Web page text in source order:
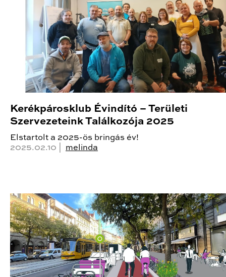
Kerékpárosklub Évindító – Területi
Szervezeteink Találkozója 2025
Elstartolt a 2025-ös bringás év!
2025.02.10 | melinda